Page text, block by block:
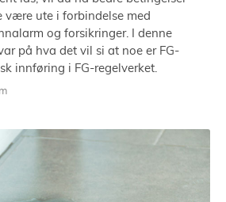
være ute i forbindelse med
og forsikringer. I denne
på hva det vil si at noe er FG-
innføring i FG-regelverket.